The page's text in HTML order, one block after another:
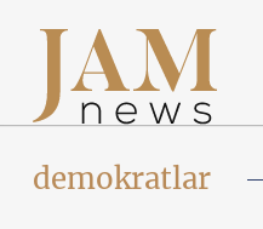
demokratlar